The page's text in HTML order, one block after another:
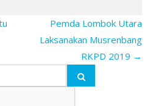
Pemda Lombok Utara
Laksanakan Musrenbang
RKPD 2019 →